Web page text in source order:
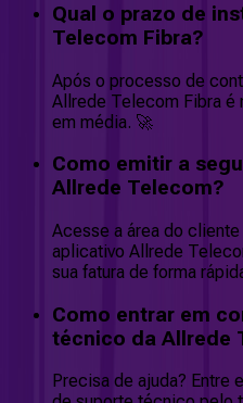
Qual o prazo de
Telecom Fibra?
Após o processo de
Allrede Telecom Fibra é
em média. 🚀
Como emitir a
Allrede Telecom?
Acesse a área do
aplicativo Allrede
sua fatura de forma
Como entrar em
técnico da Allrede
Precisa de ajuda? Entre